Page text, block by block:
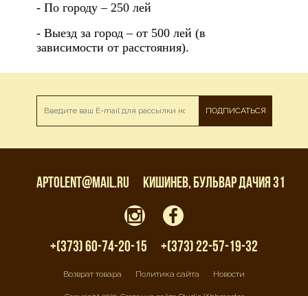
- По городу – 250 лей
- Выезд за город – от 500 лей (в
зависимости от расстояния).
ПОДПИСАТЬСЯ
aptolent@mail.ru Кишинев, бульвар Дачия 31
+(373) 60-74-20-15 +(373) 22-57-19-32
Возврат товара Политика сайта Новости